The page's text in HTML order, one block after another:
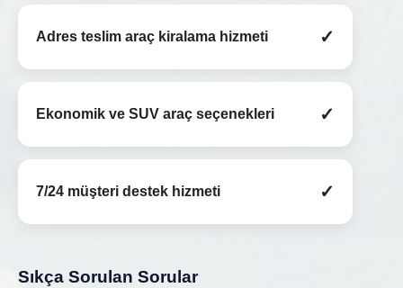
Adres teslim araç kiralama hizmeti ✓
Ekonomik ve SUV araç seçenekleri ✓
7/24 müşteri destek hizmeti ✓
Sıkça Sorulan Sorular